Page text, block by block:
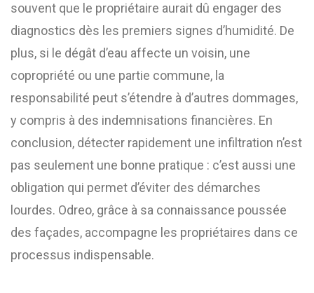
souvent que le propriétaire aurait dû engager des
diagnostics dès les premiers signes d’humidité. De
plus, si le dégât d’eau affecte un voisin, une
copropriété ou une partie commune, la
responsabilité peut s’étendre à d’autres dommages,
y compris à des indemnisations financières. En
conclusion, détecter rapidement une infiltration n’est
pas seulement une bonne pratique : c’est aussi une
obligation qui permet d’éviter des démarches
lourdes. Odreo, grâce à sa connaissance poussée
des façades, accompagne les propriétaires dans ce
processus indispensable.